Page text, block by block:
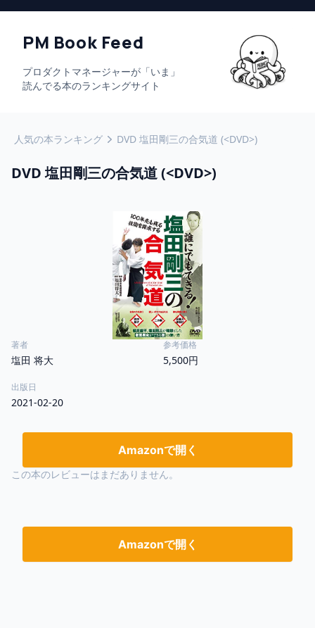
PM Book Feed
プロダクトマネージャーが「いま」
読んでる本のランキングサイト
人気の本ランキング DVD 塩田剛三の合気道 (<DVD>)
DVD 塩田剛三の合気道 (<DVD>)
著者
塩田 将大
参考価格
5,500円
出版日
2021-02-20
Amazonで開く
この本のレビューはまだありません。
Amazonで開く